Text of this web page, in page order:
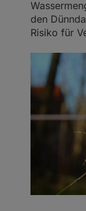
den
Risiko für